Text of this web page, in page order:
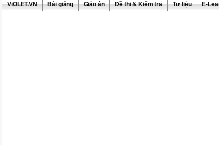
ViOLET.VN Bài giảng Giáo án Đề thi & Kiểm tra Tư liệu E-